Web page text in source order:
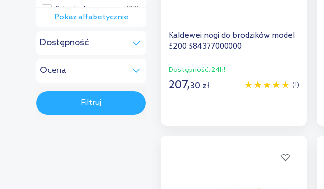
Schedpol (27)
Balneo (5)
Geberit (20)
Pokaż alfabetycznie
Dostępność
na zamówienie (26)
Ocena
Filtruj
Kaldewei nogi do brodzików model
5200 584377000000
Dostępność: 24h!
207,30 zł (1)